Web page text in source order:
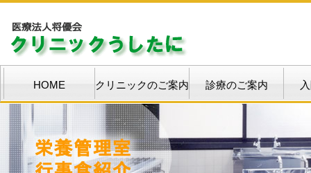
HOME クリニックのご案内 診療のご案内